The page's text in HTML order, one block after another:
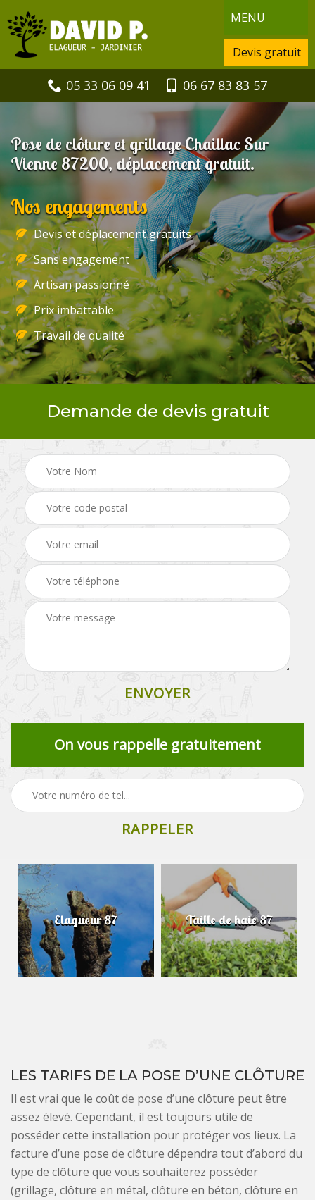
MENU
Devis gratuit
05 33 06 09 41 06 67 83 83 57
Pose de clôture et grillage Chaillac Sur
Vienne 87200, déplacement gratuit.
Nos engagements
Devis et déplacement gratuits
Sans engagement
Artisan passionné
Prix imbattable
Travail de qualité
Demande de devis gratuit
On vous rappelle gratuitement
Elagueur 87 Taille de haie 87
LES TARIFS DE LA POSE D’UNE CLÔTURE
Il est vrai que le coût de pose d’une clôture peut être
assez élevé. Cependant, il est toujours utile de
posséder cette installation pour protéger vos lieux. La
facture d’une pose de clôture dépendra tout d’abord du
type de clôture que vous souhaiterez posséder
(grillage, clôture en métal, clôture en béton, clôture en